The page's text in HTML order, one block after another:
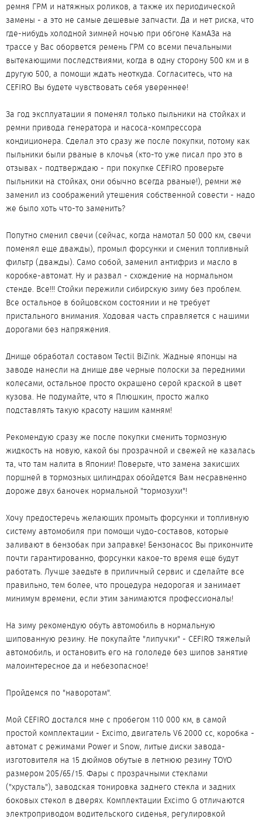
ремня ГРМ и натяжных роликов, а также их периодической
замены - а это не самые дешевые запчасти. Да и нет риска, что
где-нибудь холодной зимней ночью при обгоне КамАЗа на
трассе у Вас оборвется ремень ГРМ со всеми печальными
вытекающими последствиями, когда в одну сторону 500 км и в
другую 500, а помощи ждать неоткуда. Согласитесь, что на
CEFIRO Вы будете чувствовать себя увереннее!
За год эксплуатации я поменял только пыльники на стойках и
ремни привода генератора и насоса-компрессора
кондиционера. Сделал это сразу же после покупки, потому как
пыльники были рваные в клочья (кто-то уже писал про это в
отзывах - подтверждаю - при покупке CEFIRO проверьте
пыльники на стойках, они обычно всегда рваные!), ремни же
заменил из соображений утешения собственной совести - надо
же было хоть что-то заменить?
Попутно сменил свечи (сейчас, когда намотал 50 000 км, свечи
поменял еще дважды), промыл форсунки и сменил топливный
фильтр (дважды). Само собой, заменил антифриз и масло в
коробке-автомат. Ну и развал - схождение на нормальном
стенде. Все!!! Стойки пережили сибирскую зиму без проблем.
Все остальное в бойцовском состоянии и не требует
пристального внимания. Ходовая часть справляется с нашими
дорогами без напряжения.
Днище обработал составом Tectil BiZink. Жадные японцы на
заводе нанесли на днище две черные полоски за передними
колесами, остальное просто окрашено серой краской в цвет
кузова. Не подумайте, что я Плюшкин, просто жалко
подставлять такую красоту нашим камням!
Рекомендую сразу же после покупки сменить тормозную
жидкость на новую, какой бы прозрачной и свежей не казалась
та, что там налита в Японии! Поверьте, что замена закисших
поршней в тормозных цилиндрах обойдется Вам несравненно
дороже двух баночек нормальной "тормозухи"!
Хочу предостеречь желающих промыть форсунки и топливную
систему автомобиля при помощи чудо-составов, которые
заливают в бензобак при заправке! Бензонасос Вы прикончите
почти гарантированно, форсунки какое-то время еще будут
работать. Лучше заедьте в приличный сервис и сделайте все
правильно, тем более, что процедура недорогая и занимает
минимум времени, если этим занимаются профессионалы!
На зиму рекомендую обуть автомобиль в нормальную
шипованную резину. Не покупайте "липучки" - CEFIRO тяжелый
автомобиль, и остановить его на гололеде без шипов занятие
малоинтересное да и небезопасное!
Пройдемся по "наворотам".
Мой CEFIRO достался мне с пробегом 110 000 км, в самой
простой комплектации - Excimo, двигатель V6 2000 сс, коробка -
автомат с режимами Power и Snow, литые диски завода-
изготовителя на 15 дюймов обутые в летнюю резину TOYO
размером 205/65/15. Фары с прозрачными стеклами
("хрусталь"), заводская тонировка заднего стекла и задних
боковых стекол в дверях. Комплектации Excimo G отличаются
электроприводом водительского сиденья, регулировкой